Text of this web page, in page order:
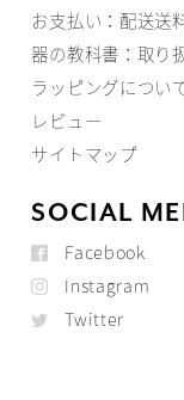
お支払い：配送送
器の教科書：取り
ラッピングについ
レビュー
サイトマップ
SOCIAL
Facebook
Instagram
Twitter